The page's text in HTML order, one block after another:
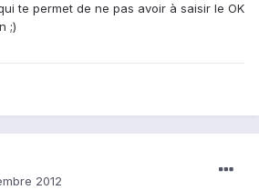
te permet de ne pas avoir à saisir le OK
;)
2012